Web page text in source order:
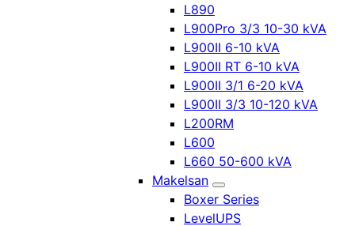
L890
L900Pro 3/3 10-30 kVA
L900II 6-10 kVA
L900II RT 6-10 kVA
L900II 3/1 6-20 kVA
L900II 3/3 10-120 kVA
L200RM
L600
L660 50-600 kVA
Makelsan
Boxer Series
LevelUPS